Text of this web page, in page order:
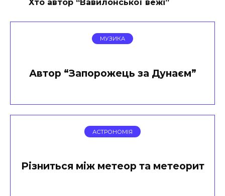
Хто автор “Вавилонської вежі”
МУЗИКА
Автор “Запорожець за Дунаєм”
АСТРОНОМІЯ
Різниться між метеор та метеорит